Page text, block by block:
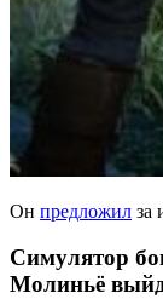
Он предложил за
Симулятор
Молиньё